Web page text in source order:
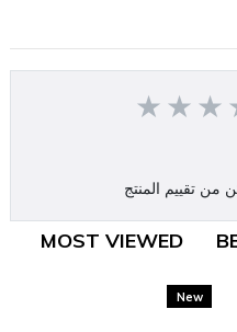
من تقييم المنتج
MOST VIEWED
New